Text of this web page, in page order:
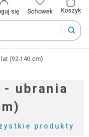
się Schowek Koszyk
wybranego kraju.
zostać usunięta z
lat (92-140 cm)
- ubrania
produkty